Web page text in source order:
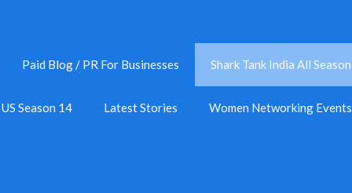
Paid Blog / PR For Businesses Shark Tank India All Season
Season 14 Latest Stories Women Networking Events